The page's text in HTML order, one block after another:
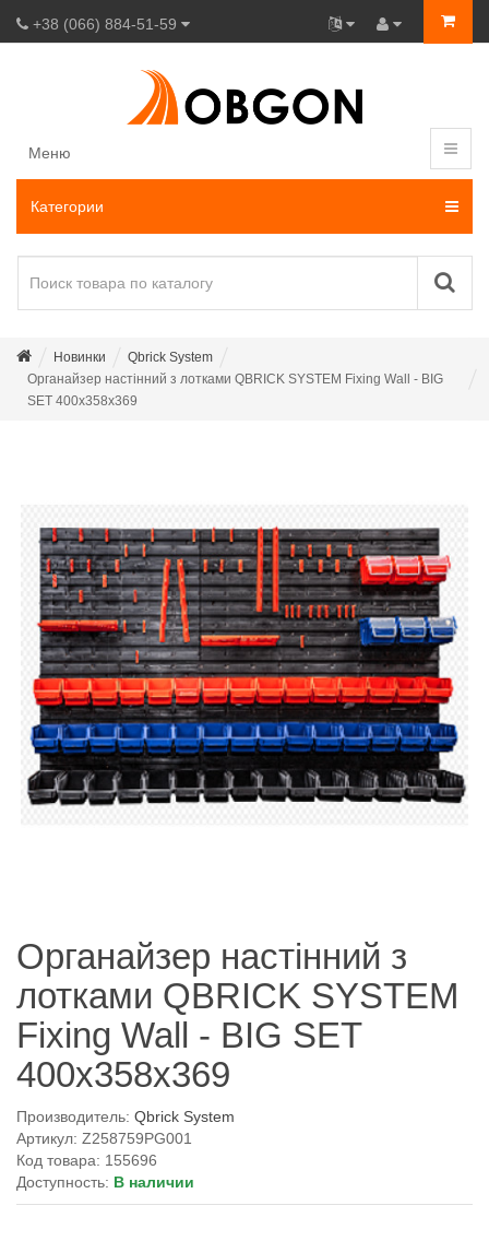
+38 (066) 884-51-59
Меню
Категории
Новинки
Qbrick System
Органайзер настінний з лотками QBRICK SYSTEM Fixing Wall - BIG
SET 400x358x369
Органайзер настінний з
лотками QBRICK SYSTEM
Fixing Wall - BIG SET
400x358x369
Производитель: Qbrick System
Артикул: Z258759PG001
Код товара: 155696
Доступность: В наличии